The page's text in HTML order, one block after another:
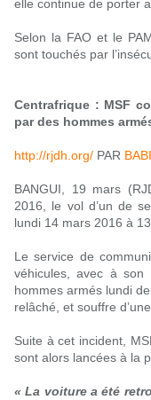
elle continue de porter
Selon la FAO et le
sont touchés par
Centrafrique : MSF
par des hommes
http://rjdh.org/ PAR
BANGUI, 19 mars
2016, le vol d’un de
lundi 14 mars 2016 à
Le service de
véhicules, avec à
hommes armés lundi
relâché, et souffre
Suite à cet incident,
sont alors lancées à la
« La voiture a été